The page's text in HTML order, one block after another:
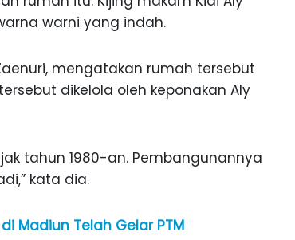
warni yang indah.
mengatakan rumah tersebut
dikelola oleh keponakan Aly
tahun 1980-an. Pembangunannya
kata dia.
Madiun Telah Gelar PTM